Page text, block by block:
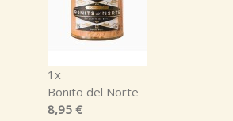
1x
Bonito del Norte
8,95 €